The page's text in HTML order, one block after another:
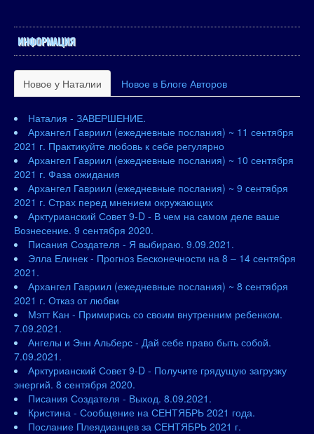
ИНФОРМАЦИЯ
Новое у Наталии Новое в Блоге Авторов
Наталия - ЗАВЕРШЕНИЕ.
Архангел Гавриил (ежедневные послания) ~ 11 сентября
2021 г. Практикуйте любовь к себе регулярно
Архангел Гавриил (ежедневные послания) ~ 10 сентября
2021 г. Фаза ожидания
Архангел Гавриил (ежедневные послания) ~ 9 сентября
2021 г. Страх перед мнением окружающих
Арктурианский Совет 9-D - В чем на самом деле ваше
Вознесение. 9 сентября 2020.
Писания Создателя - Я выбираю. 9.09.2021.
Элла Елинек - Прогноз Бесконечности на 8 – 14 сентября
2021.
Архангел Гавриил (ежедневные послания) ~ 8 сентября
2021 г. Отказ от любви
Мэтт Кан - Примирись со своим внутренним ребенком.
7.09.2021.
Ангелы и Энн Альберс - Дай себе право быть собой.
7.09.2021.
Арктурианский Совет 9-D - Получите грядущую загрузку
энергий. 8 сентября 2020.
Писания Создателя - Выход. 8.09.2021.
Кристина - Сообщение на СЕНТЯБРЬ 2021 года.
Послание Плеядианцев за СЕНТЯБРЬ 2021 г.